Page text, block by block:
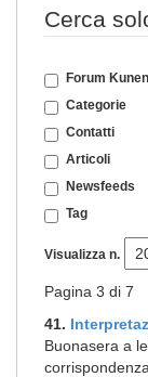
Cerca
Forum
Categorie
Contatti
Articoli
Newsfeeds
Tag
Visualizza n.
Pagina 3 di 7
41.
Buonasera a